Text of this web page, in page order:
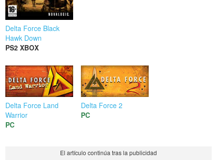
Delta Force Black
Hawk Down
PS2 XBOX
Delta Force Land
Warrior
PC
Delta Force 2
PC